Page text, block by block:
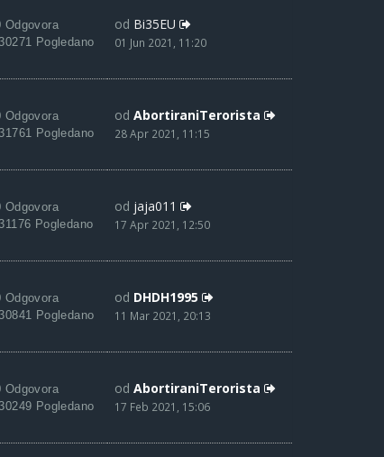
Odgovora
30271 Pogledano
od Bi35EU
01 Jun 2021, 11:20
Odgovora
31761 Pogledano
od AbortiraniTerorista
28 Apr 2021, 11:15
Odgovora
31176 Pogledano
od jaja011
17 Apr 2021, 12:50
Odgovora
30841 Pogledano
od DHDH1995
11 Mar 2021, 20:13
Odgovora
30249 Pogledano
od AbortiraniTerorista
17 Feb 2021, 15:06